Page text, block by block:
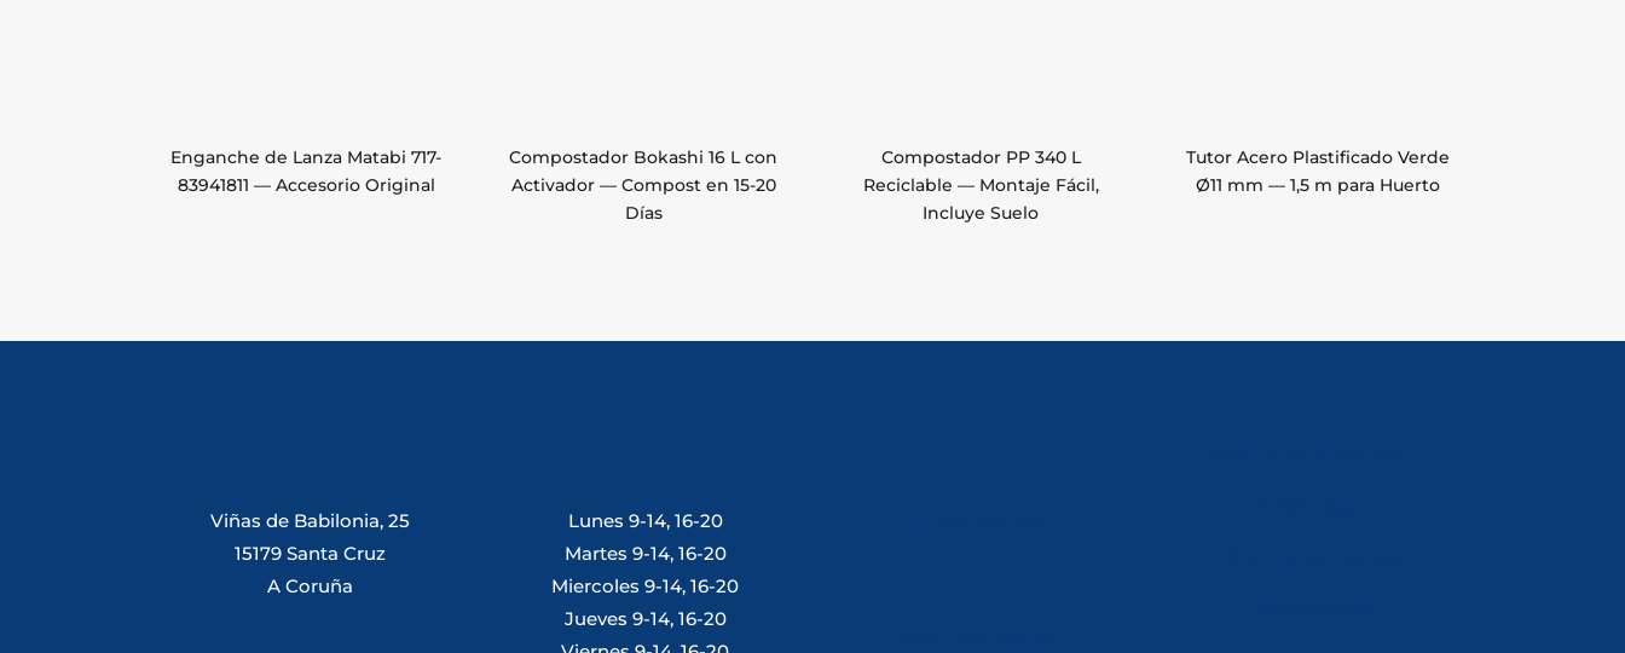
Enganche de Lanza Matabi 717-
83941811 — Accesorio Original
Compostador Bokashi 16 L con
Activador — Compost en 15-20
Días
Compostador PP 340 L
Reciclable — Montaje Fácil,
Incluye Suelo
Tutor Acero Plastificado Verde
Ø11 mm — 1,5 m para Huerto
Viñas de Babilonia, 25
15179 Santa Cruz
A Coruña
Lunes 9-14, 16-20
Martes 9-14, 16-20
Miercoles 9-14, 16-20
Jueves 9-14, 16-20